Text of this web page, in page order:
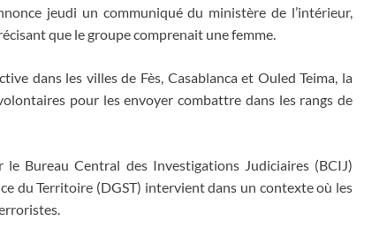
jeudi un communiqué du ministère de l’intérieur,
que le groupe comprenait une femme.
dans les villes de Fès, Casablanca et Ouled Teima, la
pour les envoyer combattre dans les rangs de
Bureau Central des Investigations Judiciaires (BCIJ)
du Territoire (DGST) intervient dans un contexte où les